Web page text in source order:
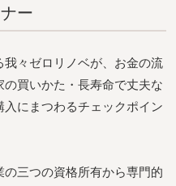
ー
々ゼロリノベが、お金の流
買いかた・長寿命で丈夫な
にまつわるチェックポイン
三つの資格所有から専門的